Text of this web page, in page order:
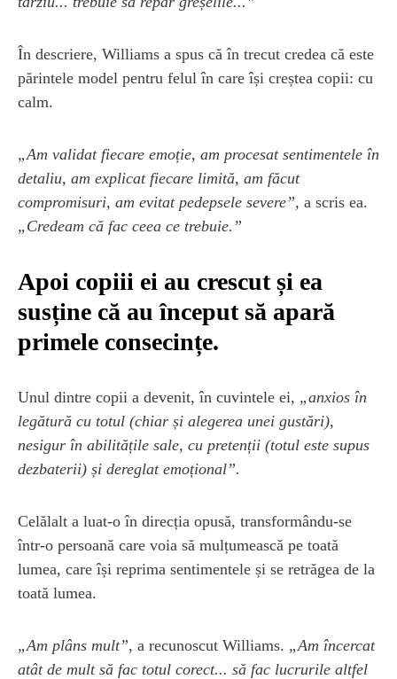
În descriere, Williams a spus că în trecut credea că este
părintele model pentru felul în care își creștea copii: cu
calm.
„Am validat fiecare emoție, am procesat sentimentele în
detaliu, am explicat fiecare limită, am făcut
compromisuri, am evitat pedepsele severe”, a scris ea.
„Credeam că fac ceea ce trebuie.”
Apoi copiii ei au crescut și ea
susține că au început să apară
primele consecințe.
Unul dintre copii a devenit, în cuvintele ei, „anxios în
legătură cu totul (chiar și alegerea unei gustări),
nesigur în abilitățile sale, cu pretenții (totul este supus
dezbaterii) și dereglat emoțional”.
Celălalt a luat-o în direcția opusă, transformându-se
într-o persoană care voia să mulțumească pe toată
lumea, care își reprima sentimentele și se retrăgea de la
toată lumea.
„Am plâns mult”, a recunoscut Williams. „Am încercat
atât de mult să fac totul corect... să fac lucrurile altfel